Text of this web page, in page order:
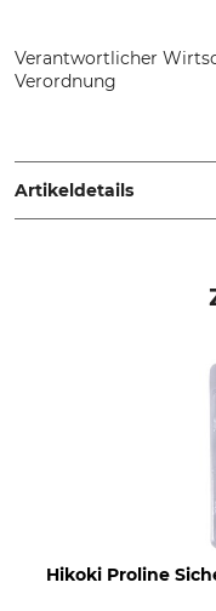
Verantwortlicher
Verordnung
Germany,
Artikeldetails
Hikoki Proline